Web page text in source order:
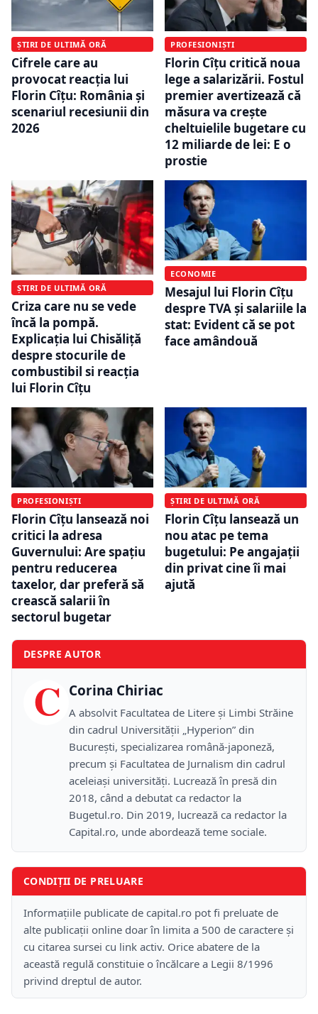
ȘTIRI DE ULTIMĂ ORĂ
Cifrele care au
provocat reacția lui
Florin Cîțu: România și
scenariul recesiunii din
2026
PROFESIONIȘTI
Florin Cîțu critică noua
lege a salarizării. Fostul
premier avertizează că
măsura va crește
cheltuielile bugetare cu
12 miliarde de lei: E o
prostie
ȘTIRI DE ULTIMĂ ORĂ
Criza care nu se vede
încă la pompă.
Explicația lui Chisăliță
despre stocurile de
combustibil si reacția
lui Florin Cîțu
ECONOMIE
Mesajul lui Florin Cîțu
despre TVA și salariile la
stat: Evident că se pot
face amândouă
PROFESIONIȘTI
Florin Cîțu lansează noi
critici la adresa
Guvernului: Are spațiu
pentru reducerea
taxelor, dar preferă să
crească salarii în
sectorul bugetar
ȘTIRI DE ULTIMĂ ORĂ
Florin Cîțu lansează un
nou atac pe tema
bugetului: Pe angajații
din privat cine îi mai
ajută
DESPRE AUTOR
C Corina Chiriac
A absolvit Facultatea de Litere și Limbi Străine
din cadrul Universității „Hyperion” din
București, specializarea română-japoneză,
precum și Facultatea de Jurnalism din cadrul
aceleiași universități. Lucrează în presă din
2018, când a debutat ca redactor la
Bugetul.ro. Din 2019, lucrează ca redactor la
Capital.ro, unde abordează teme sociale.
CONDIȚII DE PRELUARE
Informațiile publicate de capital.ro pot fi preluate de
alte publicații online doar în limita a 500 de caractere și
cu citarea sursei cu link activ. Orice abatere de la
această regulă constituie o încălcare a Legii 8/1996
privind dreptul de autor.